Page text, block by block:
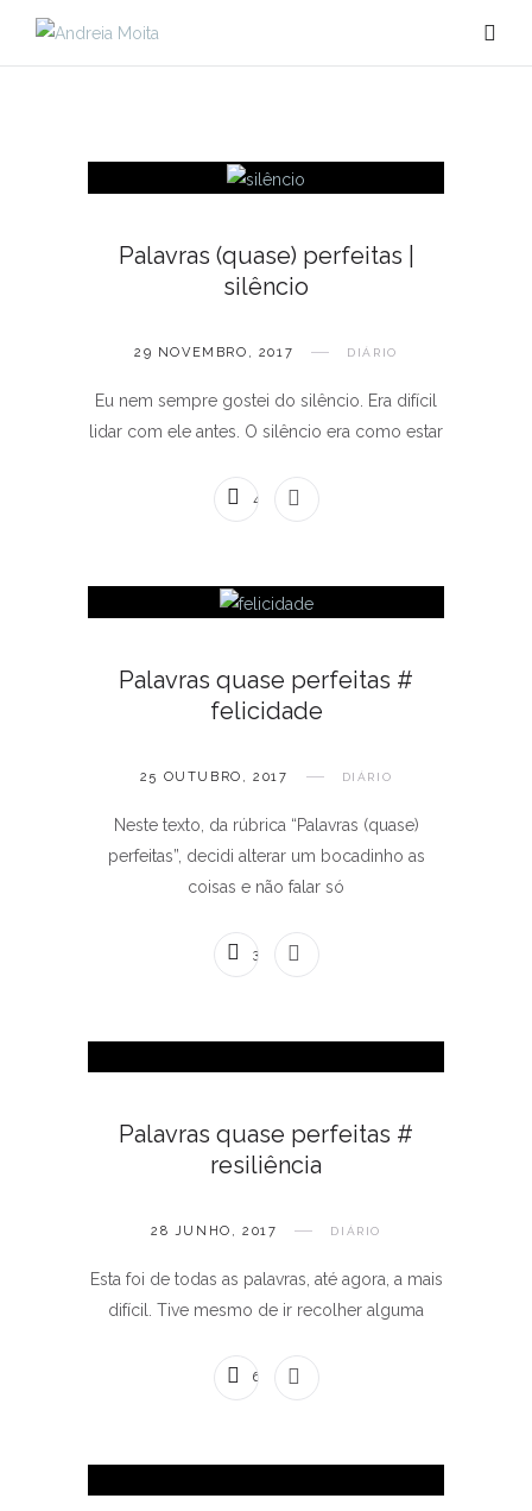
Palavras (quase) perfeitas |
silêncio
29 NOVEMBRO, 2017 DIÁRIO
Eu nem sempre gostei do silêncio. Era difícil
lidar com ele antes. O silêncio era como estar
4 COMENTÁRIOS
Palavras quase perfeitas #
felicidade
25 OUTUBRO, 2017 DIÁRIO
Neste texto, da rúbrica “Palavras (quase)
perfeitas”, decidi alterar um bocadinho as
coisas e não falar só
3 COMENTÁRIOS
Palavras quase perfeitas #
resiliência
28 JUNHO, 2017 DIÁRIO
Esta foi de todas as palavras, até agora, a mais
difícil. Tive mesmo de ir recolher alguma
6 COMENTÁRIOS